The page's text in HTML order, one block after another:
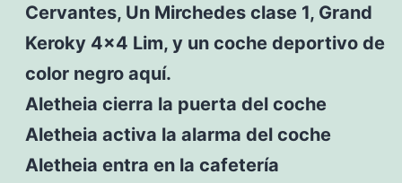
Cervantes, Un Mirchedes clase 1, Grand
Keroky 4×4 Lim, y un coche deportivo de
color negro aquí.
Aletheia cierra la puerta del coche
Aletheia activa la alarma del coche
Aletheia entra en la cafetería